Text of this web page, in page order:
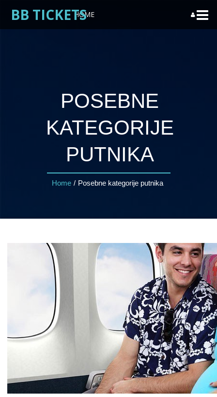
HOME
OPŠTI USLOVI
DODATNE USLUGE
NAŠI PARTNERI
BB TICKETS
POSEBNE
KATEGORIJE
PUTNIKA
Home / Posebne kategorije putnika